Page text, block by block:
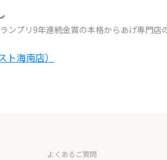
ンプリ9年連続金賞の本格からあげ専門店
ト海南店）
よくあるご質問